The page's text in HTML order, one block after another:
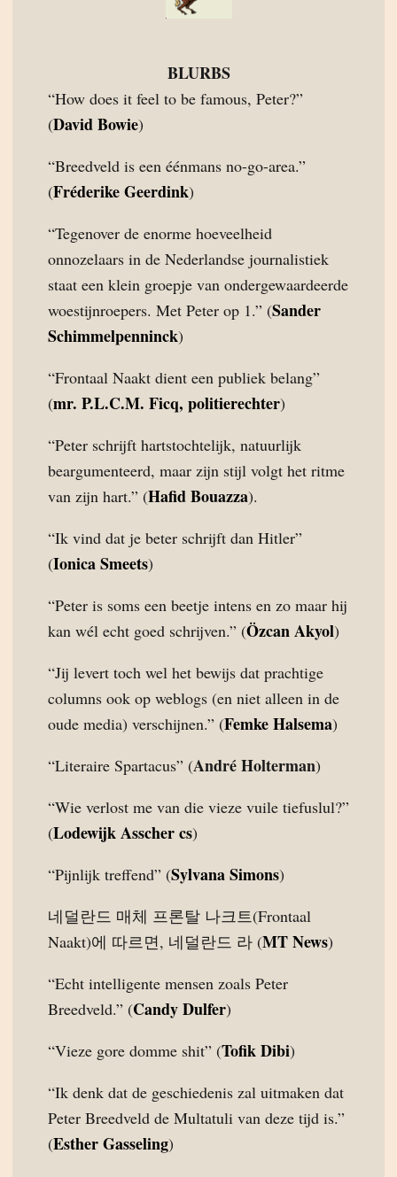
BLURBS
“How does it feel to be famous, Peter?”
(David Bowie)
“Breedveld is een éénmans no-go-area.”
(Fréderike Geerdink)
“Tegenover de enorme hoeveelheid
onnozelaars in de Nederlandse journalistiek
staat een klein groepje van ondergewaardeerde
woestijnroepers. Met Peter op 1.” (Sander
Schimmelpenninck)
“Frontaal Naakt dient een publiek belang”
(mr. P.L.C.M. Ficq, politierechter)
“Peter schrijft hartstochtelijk, natuurlijk
beargumenteerd, maar zijn stijl volgt het ritme
van zijn hart.” (Hafid Bouazza).
“Ik vind dat je beter schrijft dan Hitler”
(Ionica Smeets)
“Peter is soms een beetje intens en zo maar hij
kan wél echt goed schrijven.” (Özcan Akyol)
“Jij levert toch wel het bewijs dat prachtige
columns ook op weblogs (en niet alleen in de
oude media) verschijnen.” (Femke Halsema)
“Literaire Spartacus” (André Holterman)
“Wie verlost me van die vieze vuile tiefuslul?”
(Lodewijk Asscher cs)
“Pijnlijk treffend” (Sylvana Simons)
네덜란드 매체 프론탈 나크트(Frontaal
Naakt)에 따르면, 네덜란드 라 (MT News)
“Echt intelligente mensen zoals Peter
Breedveld.” (Candy Dulfer)
“Vieze gore domme shit” (Tofik Dibi)
“Ik denk dat de geschiedenis zal uitmaken dat
Peter Breedveld de Multatuli van deze tijd is.”
(Esther Gasseling)